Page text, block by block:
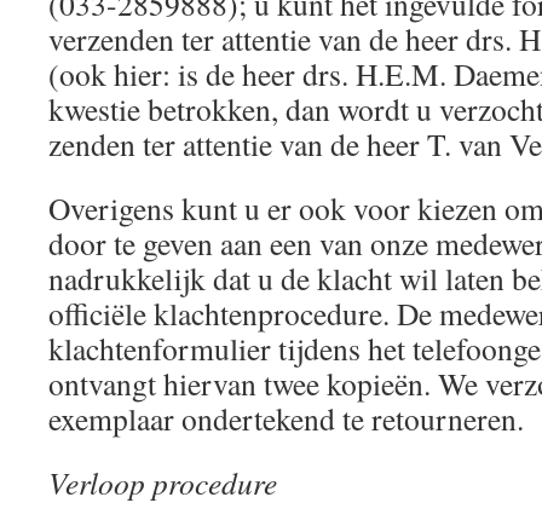
verzenden ter attentie van de heer drs.
(ook hier: is de heer drs. H.E.M.
kwestie betrokken, dan wordt u
zenden ter attentie van de heer T. van
Overigens kunt u er ook voor kiezen
door te geven aan een van onze
nadrukkelijk dat u de klacht wil laten
officiële klachtenprocedure. De
klachtenformulier tijdens het
ontvangt hiervan twee kopieën. We
exemplaar ondertekend te retourneren.
Verloop procedure